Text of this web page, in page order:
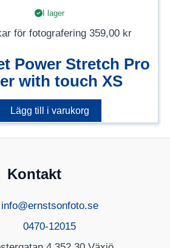
I lager
för fotografering 359,00 kr
Power Stretch Pro
with touch XS
Lägg till i varukorg
Kontakt
info@ernstsonfoto.se
0470-12015